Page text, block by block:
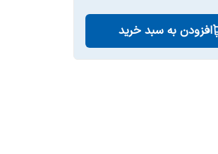
افزودن به سبد خرید